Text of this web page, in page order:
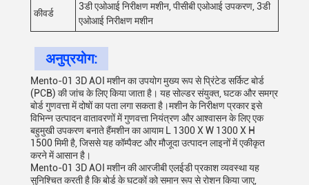
कीवर्ड
3डी एओआई निरीक्षण मशीन, पीसीबी एओआई उपकरण, 3डी
एओआई निरीक्षण मशीन
अनुप्रयोग:
Mento-01 3D AOI मशीन का उपयोग मुख्य रूप से प्रिंटेड सर्किट बोर्ड
(PCB) की जांच के लिए किया जाता है। यह सोल्डर संयुक्त, घटक और समग्र
बोर्ड गुणवत्ता में दोषों का पता लगा सकता है।मशीन के निरीक्षण प्रकार इसे
विभिन्न उत्पादन वातावरणों में गुणवत्ता नियंत्रण और आश्वासन के लिए एक
बहुमुखी उपकरण बनाते हैंमशीन का आयाम L 1300 X W 1300 X H
1500 मिमी है, जिससे यह कॉम्पैक्ट और मौजूदा उत्पादन लाइनों में एकीकृत
करने में आसान है।
Mento-01 3D AOI मशीन की आरजीबी एलईडी प्रकाश व्यवस्था यह
सुनिश्चित करती है कि बोर्ड के घटकों को समान रूप से रोशन किया जाए,